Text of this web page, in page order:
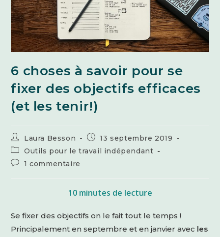
6 choses à savoir pour se
fixer des objectifs efficaces
(et les tenir!)
Auteur/autrice
de
la
publication :
Laura Besson
Publication
publiée :
13 septembre 2019
Post
category:
Outils pour le travail indépendant
Commentaires
1 commentaire
10minutes de lecture
Se fixer des objectifs on le fait tout le temps !
Principalement en septembre et en janvier avec les